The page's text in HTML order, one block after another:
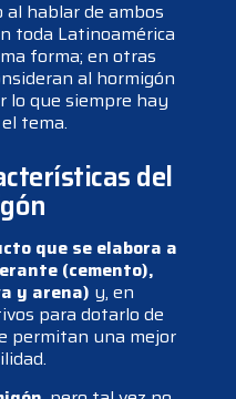
hablar de ambos
toda Latinoamérica
forma; en otras
al hormigón
lo que siempre hay
tema.
del
que se elabora a
(cemento),
y arena) y, en
para dotarlo de
permitan una mejor